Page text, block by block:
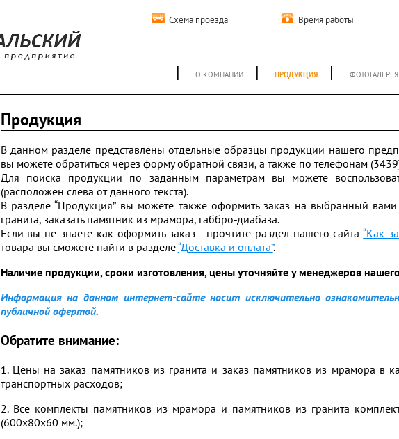
Схема проезда Время работы
| О КОМПАНИИ | ПРОДУКЦИЯ | ФОТОГАЛЕРЕЯ
Продукция
В данном разделе представлены отдельные образцы продукции нашего
вы можете обратиться через форму обратной связи, а также по телефонам
Для поиска продукции по заданным параметрам вы можете
(расположен слева от данного текста).
В разделе “Продукция” вы можете также оформить заказ на выбранный
гранита, заказать памятник из мрамора, габбро-диабаза.
Если вы не знаете как оформить заказ - прочтите раздел нашего сайта“Как
товара вы сможете найти в разделе“Доставка и оплата”.
Наличие продукции, сроки изготовления, цены уточняйте у менеджеров
Информация на данном интернет-сайте носит исключительно
публичной офертой.
Обратите внимание:
1. Цены на заказ памятников из гранита и заказ памятников из мрамора в
транспортных расходов;
2. Все комплекты памятников из мрамора и памятников из гранита
(600х80х60 мм.);